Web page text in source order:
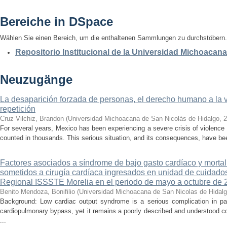
Bereiche in DSpace
Wählen Sie einen Bereich, um die enthaltenen Sammlungen zu durchstöbern.
Repositorio Institucional de la Universidad
Neuzugänge
La desaparición forzada de personas, el derecho humano a la
repetición
Cruz Vilchiz, Brandon (Universidad Michoacana de San Nicolás de Hidalgo,
For several years, Mexico has been experiencing a severe crisis of
counted in thousands. This serious situation, and its consequences, have
Factores asociados a síndrome de bajo gasto cardíaco y
sometidos a cirugía cardíaca ingresados en unidad de
Regional ISSSTE Morelia en el periodo de mayo a octubre de
Benito Mendoza, Bonifilio (Universidad Michoacana de San Nicolas de
Background: Low cardiac output syndrome is a serious complication in
cardiopulmonary bypass, yet it remains a poorly described and understood
...